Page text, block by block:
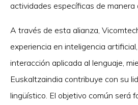
actividades específicas de manera
A través de esta alianza,
experiencia en inteligencia
interacción aplicada al lenguaje,
Euskaltzaindia contribuye con su
lingüístico. El objetivo común será